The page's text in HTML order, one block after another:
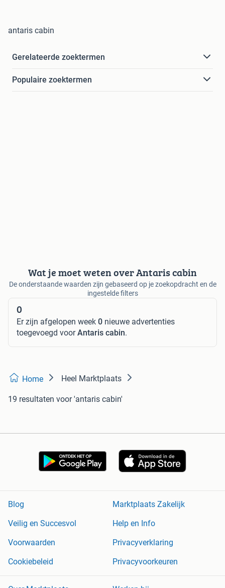
antaris cabin
Gerelateerde zoektermen
Populaire zoektermen
Wat je moet weten over Antaris cabin
De onderstaande waarden zijn gebaseerd op je zoekopdracht en de
ingestelde filters
0
Er zijn afgelopen week 0 nieuwe advertenties
toegevoegd voorAntaris cabin.
Home Heel Marktplaats
19 resultaten voor 'antaris cabin'
Blog
Marktplaats Zakelijk
Veilig en Succesvol
Help en Info
Voorwaarden
Privacyverklaring
Cookiebeleid
Privacyvoorkeuren